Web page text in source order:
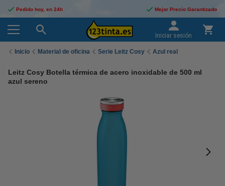
Pedido hoy, en 24h Mejor Precio Garantizado
Iniciar sesión
Inicio Material de oficina Serie Leitz Cosy Azul real
Leitz Cosy Botella térmica de acero inoxidable de 500 ml
azul sereno